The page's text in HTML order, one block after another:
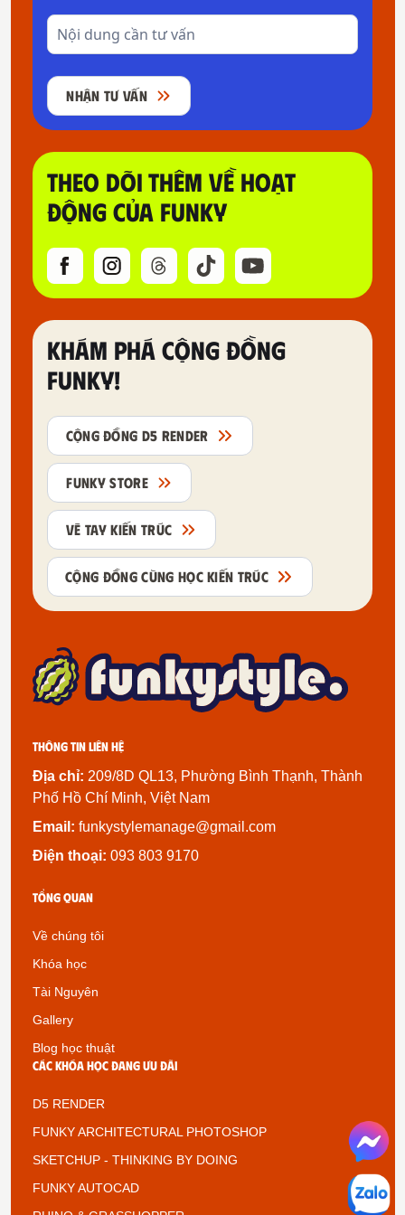
NHẬN TƯ VẤN
THEO DÕI THÊM VỀ HOẠT
ĐỘNG CỦA FUNKY
KHÁM PHÁ CỘNG ĐỒNG
FUNKY!
CỘNG ĐỒNG D5 RENDER
FUNKY STORE
VẼ TAY KIẾN TRÚC
CỘNG ĐỒNG CÙNG HỌC KIẾN TRÚC
Thông tin liên hệ
Địa chỉ: 209/8D QL13, Phường Bình Thạnh, Thành
Phố Hồ Chí Minh, Việt Nam
Email: funkystylemanage@gmail.com
Điện thoại: 093 803 9170
Tổng quan
Về chúng tôi
Khóa học
Tài Nguyên
Gallery
Blog học thuật
Các khóa học đang ưu đãi
D5 RENDER
FUNKY ARCHITECTURAL PHOTOSHOP
SKETCHUP - THINKING BY DOING
FUNKY AUTOCAD